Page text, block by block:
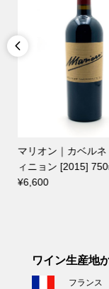

マリオン｜カベル
ィニョン [2015]
¥6,600
ワイン生産地
フランス